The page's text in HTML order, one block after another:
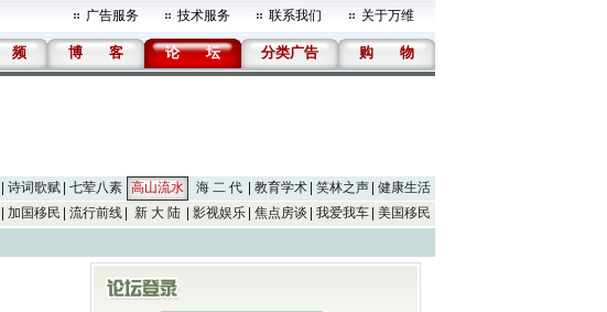
广告服务 技术服务 联系我们 关于万维
频 博 客 论 坛 分类广告 购 物
诗词歌赋 七荤八素 高山流水 海 二 代 教育学术 笑林之声
健康生活
加国移民 流行前线 新 大 陆 影视娱乐 焦点房谈 我爱我车 美国移民